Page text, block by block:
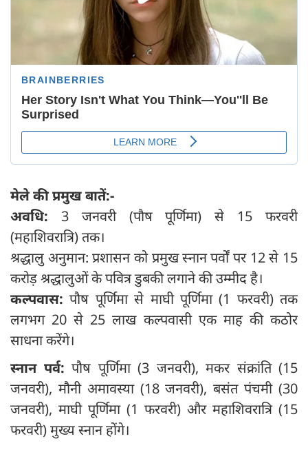
मेले की प्रमुख बातें:-
अवधि: 3 जनवरी (पौष पूर्णिमा) से 15 फरवरी
(महाशिवरात्रि) तक।
श्रद्धालु अनुमान: प्रशासन को प्रमुख स्नान पर्वों पर 12 से 15
करोड़ श्रद्धालुओं के पवित्र डुबकी लगाने की उम्मीद है।
कल्पवास:पौष पूर्णिमा से माघी पूर्णिमा (1 फरवरी) तक
लगभग 20 से 25 लाख कल्पवासी एक माह की कठोर
साधना करेंगे।
स्नान पर्व: पौष पूर्णिमा (3 जनवरी), मकर संक्रांति (15
जनवरी), मौनी अमावस्या (18 जनवरी), बसंत पंचमी (30
जनवरी), माघी पूर्णिमा (1 फरवरी) और महाशिवरात्रि (15
फरवरी) मुख्य स्नान होंगे।